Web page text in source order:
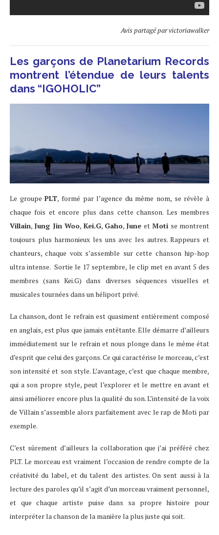
Avis partagé par victoriawalker
Les garçons de Planetarium Records
montrent l’étendue de leurs talents
dans “IGOHOLIC”
Le groupePLT, formé par l’agence du même nom, se révèle à
chaque fois et encore plus dans cette chanson. Les membres
Villain, Jung Jin Woo, Kei.G, Gaho, June etMoti se montrent
toujours plus harmonieux les uns avec les autres. Rappeurs et
chanteurs, chaque voix s’assemble sur cette chanson hip-hop
ultra intense. Sortie le 17 septembre, le clip met en avant 5 des
membres (sans Kei.G) dans diverses séquences visuelles et
musicales tournées dans un héliport privé.
La chanson, dont le refrain est quasiment entièrement composé
en anglais, est plus que jamais entêtante. Elle démarre d’ailleurs
immédiatement sur le refrain et nous plonge dans le même état
d’esprit que celui des garçons. Ce qui caractérise le morceau, c’est
son intensité et son style. L’avantage, c’est que chaque membre,
qui a son propre style, peut l’explorer et le mettre en avant et
ainsi améliorer encore plus la qualité du son. L’intensité de la voix
de Villain s’assemble alors parfaitement avec le rap de Moti par
exemple.
C’est sûrement d’ailleurs la collaboration que j’ai préféré chez
PLT. Le morceau est vraiment l’occasion de rendre compte de la
créativité du label, et du talent des artistes. On sent aussi à la
lecture des paroles qu’il s’agit d’un morceau vraiment personnel,
et que chaque artiste puise dans sa propre histoire pour
interpréter la chanson de la manière la plus juste qui soit.